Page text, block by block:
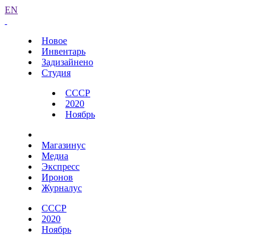
EN
Новое
Инвентарь
Задизайнено
Студия
СССР
2020
Ноябрь
Магазинус
Медиа
Экспресс
Иронов
Журналус
СССР
2020
Ноябрь